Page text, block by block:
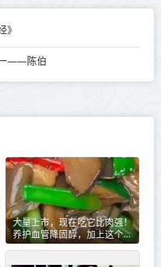
》
——陈伯
大量上市，现在吃它比肉强！
养护血管降固醇，加上这个
“黄金搭档”，蛋白质满满~